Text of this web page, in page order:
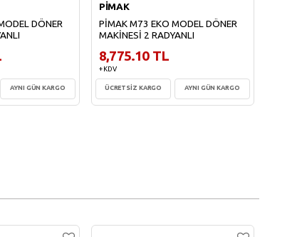
DÖNER
AYNI GÜN KARGO
PİMAK
PİMAK M73 EKO MODEL DÖNER
MAKİNESİ 2 RADYANLI
8,775.10 TL
+ KDV
ÜCRETSİZ KARGO AYNI GÜN KARGO